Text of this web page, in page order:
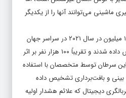
ماشینی می‌توانند آنها را از یکدیگر
به نقل از ساینس‌آلرت، حدود ۱/۱ میلیون در سال ۲۰۲۱ در سراسر جهان
مبتلا به سرطان حنجره تشخیص داده شدند و تقریباً ۱۰۰ هزار نفر بر اثر
سرطان توسط متخصصان با استفاده
و بافت‌برداری تشخیص داده
دیجیتال که علائم هشدار اولیه